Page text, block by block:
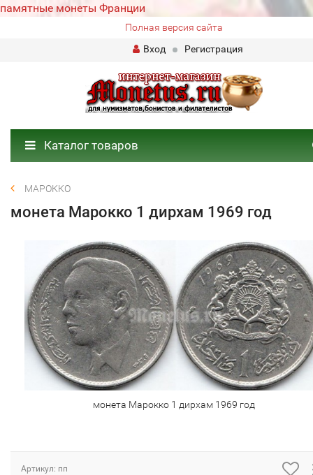
памятные монеты Франции
Полная версия сайта
Вход
Регистрация
Каталог товаров
МАРОККО
монета Марокко 1 дирхам 1969 год
монета Марокко 1 дирхам 1969 год
Артикул: пп